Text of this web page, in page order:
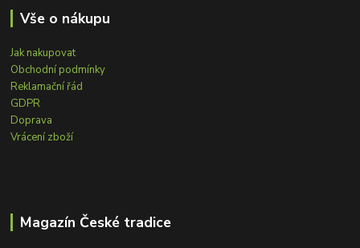
Vše o nákupu
Jak nakupovat
Obchodní podmínky
Reklamační řád
GDPR
Doprava
Vrácení zboží
Magazín České tradice